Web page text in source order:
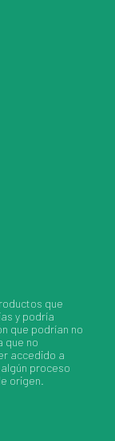
que
y podría
que podrían no
que no
accedido a
proceso
origen.